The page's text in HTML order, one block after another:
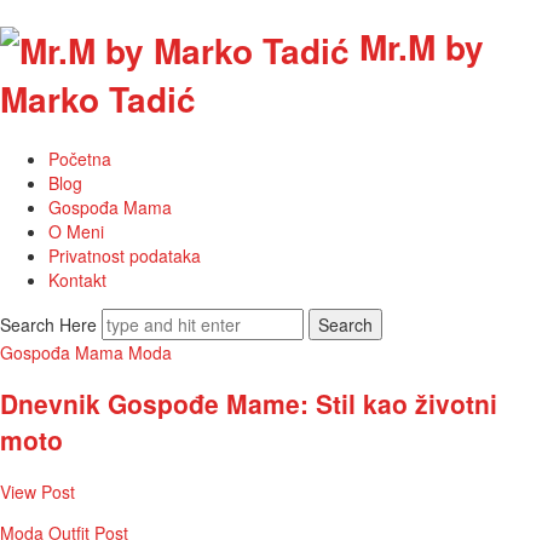
Mr.M by
Marko Tadić
Početna
Blog
Gospođa Mama
O Meni
Privatnost podataka
Kontakt
Search Here
Gospođa Mama Moda
Dnevnik Gospođe Mame: Stil kao životni
moto
View Post
Moda Outfit Post